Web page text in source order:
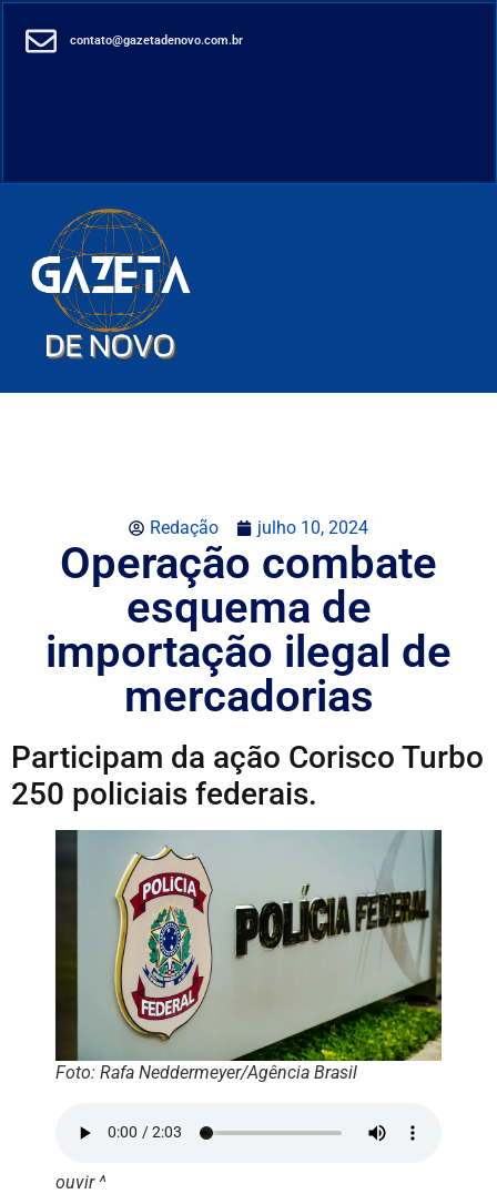
contato@gazetadenovo.com.br
Redação julho 10, 2024
Operação combate
esquema de
importação ilegal de
mercadorias
Participam da ação Corisco Turbo
250 policiais federais.
Foto: Rafa Neddermeyer/Agência Brasil
ouvir ^